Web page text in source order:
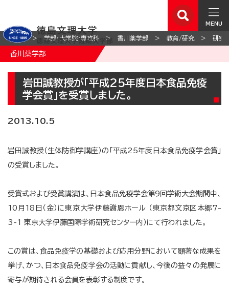
MENU
ホーム 学部・大学院・専攻科 香川薬学部 教育/研究 研究
香川薬学部
岩田誠教授が「平成25年度日本食品免疫
学会賞」を受賞しました。
2013.10.5
岩田誠教授（生体防御学講座）の「平成25年度日本食品免疫学会賞」
の受賞しました。
受賞式および受賞講演は、日本食品免疫学会第9回学術大会期間中、
10月18日（金）に東京大学伊藤謝恩ホール （東京都文京区本郷7-
3-1 東京大学伊藤国際学術研究センター内）にて行われました。
この賞は、食品免疫学の基礎および応用分野において顕著な成果を
挙げ、かつ、日本食品免疫学会の活動に貢献し、今後の益々の発展に
寄与が期待される会員を表彰する制度です。